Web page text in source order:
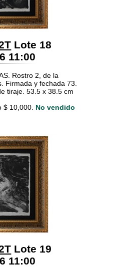
Lote 18
11:00
Rostro 2, de la
Firmada y fechada 73.
tiraje. 53.5 x 38.5 cm
$ 10,000. No vendido
Lote 19
11:00